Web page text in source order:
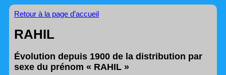
Retour à la page d’accueil
RAHIL
Évolution depuis 1900 de la distribution par
sexe du prénom « RAHIL »